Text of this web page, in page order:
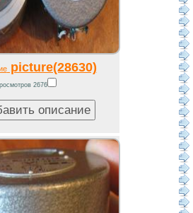
picture(28630)
2676